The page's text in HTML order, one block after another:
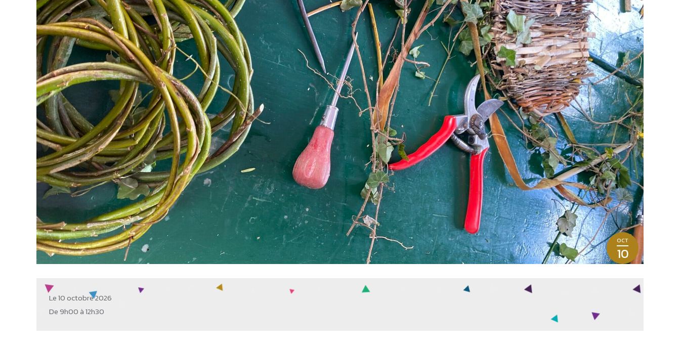
Prix du Starter et du Savoir-
faire de l’année 2025
Novachèque
OCT
10
Le 10 octobre 2026
De 9h00 à 12h30